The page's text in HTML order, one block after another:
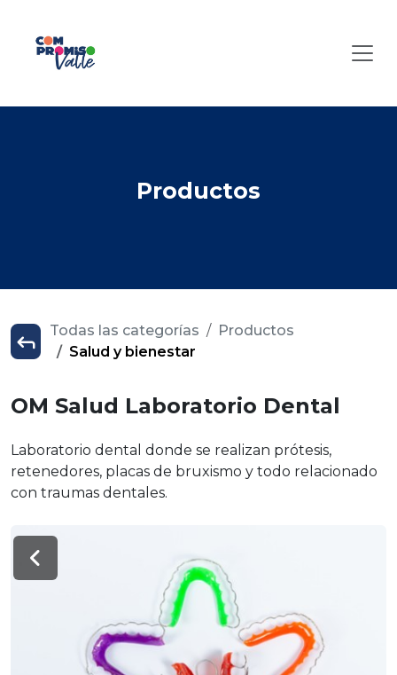
Productos
Todas las categorías
Productos
Salud y bienestar
OM Salud Laboratorio Dental
Laboratorio dental donde se realizan prótesis,
retenedores, placas de bruxismo y todo relacionado
con traumas dentales.